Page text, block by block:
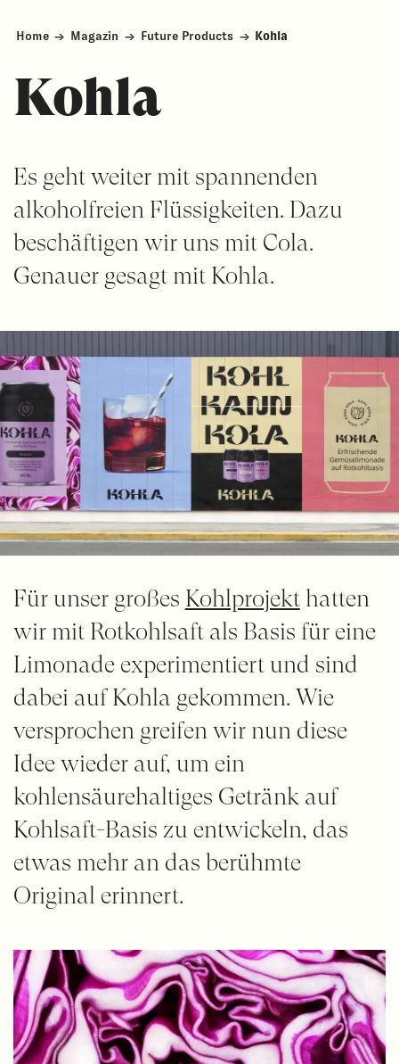
Home → Magazin → Future Products → Kohla
Kohla
Es geht weiter mit spannenden
alkoholfreien Flüssigkeiten. Dazu
beschäftigen wir uns mit Cola.
Genauer gesagt mit Kohla.
Für unser großes Kohlprojekthatten
wir mit Rotkohlsaft als Basis für eine
Limonade experimentiert und sind
dabei auf Kohla gekommen. Wie
versprochen greifen wir nun diese
Idee wieder auf, um ein
kohlensäurehaltiges Getränk auf
Kohlsaft-Basis zu entwickeln, das
etwas mehr an das berühmte
Original erinnert.